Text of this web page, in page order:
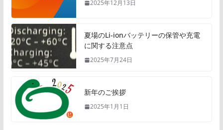
2025年12月13日
夏場のLi-ionバッテリーの保管や充電
に関する注意点
2025年7月24日
新年のご挨拶
2025年1月1日